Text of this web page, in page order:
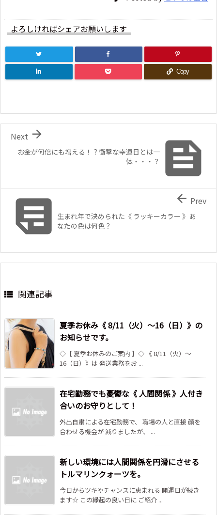
よろしければシェアお願いします
Copy

お金が何倍にも増える！？衝撃な幸運日とは一
体・・・？

Next
生まれ年で決められた《 ラッキーカラー 》あ
なたの色は何色？
 Prev
 関連記事
夏季お休み《 8/11（火）～16（日）》の
お知らせです。
◇【 夏季お休みのご案内 】◇ 《 8/11（火）～
16（日）》は 発送業務をお ...
在宅勤務でも憂鬱な《 人間関係 》人付き
合いのお守りとして！
外出自粛による在宅勤務で、 職場の人と直接 顔を
合わせる機会が 減りましたが、 ...
新しい環境には人間関係を円滑にさせる
トルマリンクォーツを。
今日からツキやチャンスに恵まれる 開運日が続き
ます☆ この縁起の良い日に ご紹介 ...